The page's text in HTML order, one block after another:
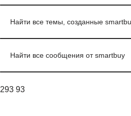
Найти все темы, созданные
Найти все сообщения от smartbuy
293 93